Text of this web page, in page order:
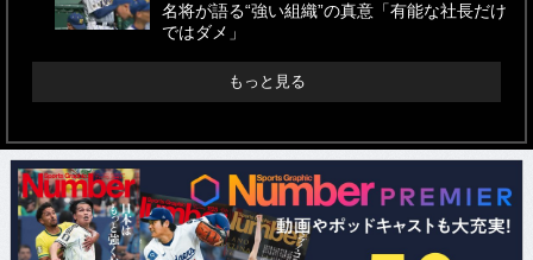
名将が語る“強い組織”の真意「有能な社長だけ
ではダメ」
もっと見る